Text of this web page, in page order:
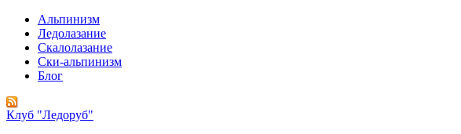
Альпинизм
Ледолазание
Скалолазание
Ски-альпинизм
Блог
Клуб "Ледоруб"